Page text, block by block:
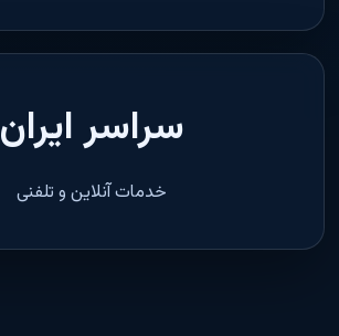
سراسر ایران
خدمات آنلاین و تلفنی